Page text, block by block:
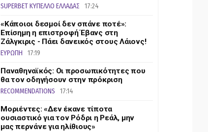
SUPERBET ΚΥΠΕΛΛΟ ΕΛΛΑΔΑΣ 17:24
«Κάποιοι δεσμοί δεν σπάνε ποτέ»:
Επίσημη η επιστροφή Έβανς στη
Ζάλγκιρις - Πάει δανεικός στους Λάιονς!
ΕΥΡΩΠΗ 17:19
Παναθηναϊκός: Οι προσωπικότητες που
θα τον οδηγήσουν στην πρόκριση
RECOMMENDATIONS 17:14
Μοριέντες: «Δεν έκανε τίποτα
ουσιαστικό για τον Ρόδρι η Ρεάλ, μην
μας περνάνε για ηλίθιους»